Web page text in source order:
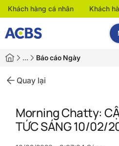
Khách hàng cá nhân Khách
… Báo cáo Ngày
Quay lại
Morning Chatty:
TỨC SÁNG 10/02/